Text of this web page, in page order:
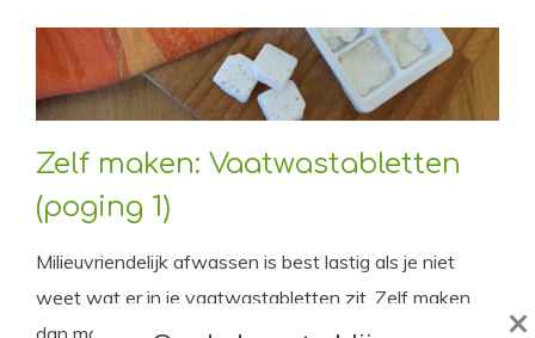
Zelf maken: Vaatwastabletten
(poging 1)
Milieuvriendelijk afwassen is best lastig als je niet
weet wat er in je vaatwastabletten zit. Zelf maken
dan maar! Maar dan moet het wel werken natuurlijk…
×